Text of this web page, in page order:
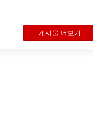
게시물 더보기